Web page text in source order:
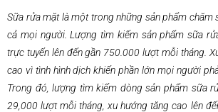
Sữa rửa mặt là một trong những sản phẩm chăm
cả mọi người. Lượng tìm kiếm sản phẩm sữa
trực tuyến lên đến gần 750.000 lượt mỗi tháng.
cao vì tình hình dịch khiến phần lớn mọi người
Trong đó, lượng tìm kiếm dòng sản phẩm sữa
29,000 lượt mỗi tháng, xu hướng tăng cao lên